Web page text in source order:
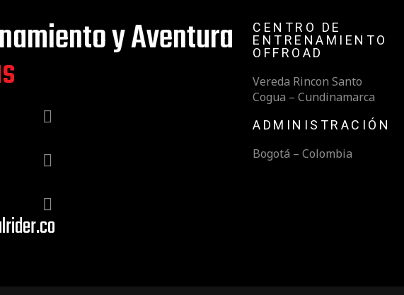
y Aventura
CENTRO DE
ENTRENAMIENTO
OFFROAD
Vereda Rincon Santo
Cogua – Cundinamarca
ADMINISTRACIÓN
Bogotá – Colombia